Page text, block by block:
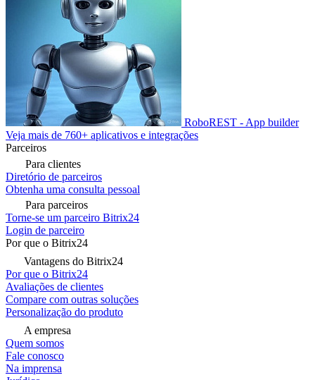
RoboREST - App builder
Veja mais de 760+ aplicativos e integrações
Parceiros
Para clientes
Diretório de parceiros
Obtenha uma consulta pessoal
Para parceiros
Torne-se um parceiro Bitrix24
Login de parceiro
Por que o Bitrix24
Vantagens do Bitrix24
Por que o Bitrix24
Avaliações de clientes
Compare com outras soluções
Personalização do produto
A empresa
Quem somos
Fale conosco
Na imprensa